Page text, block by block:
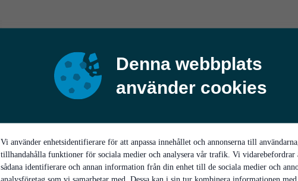
Denna webbplats
använder cookies
Vi använder enhetsidentifierare för att anpassa innehållet och annonserna till användarna,
tillhandahålla funktioner för sociala medier och analysera vår trafik. Vi vidarebefordrar
sådana identifierare och annan information från din enhet till de sociala medier och
analysföretag som vi samarbetar med. Dessa kan i sin tur kombinera informationen med